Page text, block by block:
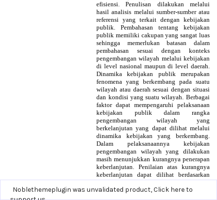
Noblethemeplugin was unvalidated product,Click here to